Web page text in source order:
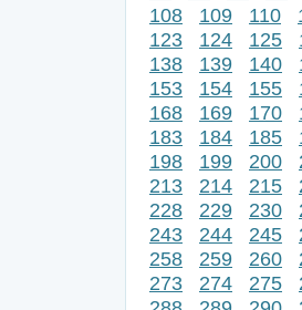
108
109 110
123
124 125
138
139 140
153
154 155
168
169 170
183
184 185
198
199 200
213
214 215
228
229 230
243
244 245
258
259 260
273
274 275